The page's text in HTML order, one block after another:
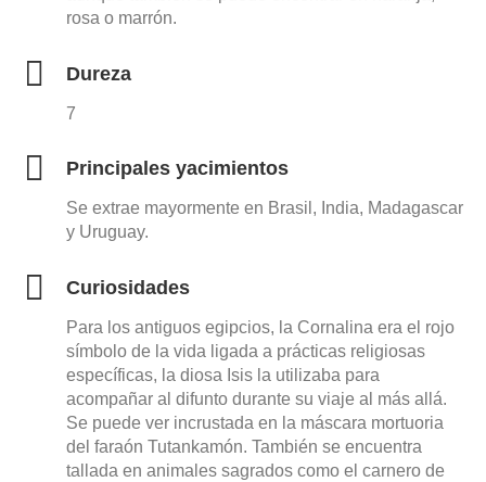
rosa o marrón.
Dureza
7
Principales yacimientos
Se extrae mayormente en Brasil, India, Madagascar
y Uruguay.
Curiosidades
Para los antiguos egipcios, la Cornalina era el rojo
símbolo de la vida ligada a prácticas religiosas
específicas, la diosa Isis la utilizaba para
acompañar al difunto durante su viaje al más allá.
Se puede ver incrustada en la máscara mortuoria
del faraón Tutankamón. También se encuentra
tallada en animales sagrados como el carnero de